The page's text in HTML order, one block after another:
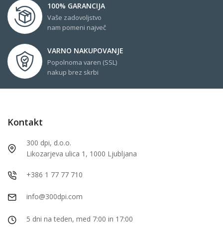
100% GARANCIJA
Vaše zadovoljstvo
nam pomeni največ
VARNO NAKUPOVANJE
Popolnoma varen (SSL)
nakup brez skrbi
Kontakt
300 dpi, d.o.o.
Likozarjeva ulica 1, 1000 Ljubljana
+386 1 77 77 710
info@300dpi.com
5 dni na teden, med 7:00 in 17:00